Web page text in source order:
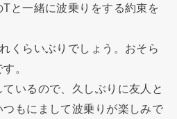
と一緒に波乗りをする約束を
くらいぶりでしょう。おそら
。
いるので、久しぶりに友人と
もにまして波乗りが楽しみで